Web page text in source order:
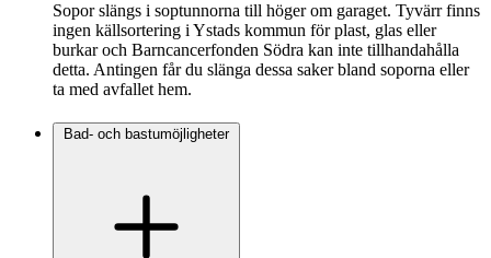
Sopor slängs i soptunnorna till höger om garaget. Tyvärr finns
ingen källsortering i Ystads kommun för plast, glas eller
burkar och Barncancerfonden Södra kan inte tillhandahålla
detta. Antingen får du slänga dessa saker bland soporna eller
ta med avfallet hem.
Bad- och bastumöjligheter